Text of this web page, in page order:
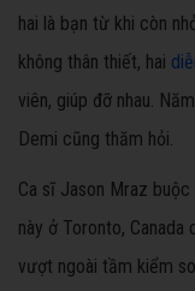
hai là bạn từ khi còn
không thân thiết, hai
viên, giúp đỡ nhau.
Demi cũng thăm hỏi.
Ca sĩ Jason Mraz
này ở Toronto, Canada
vượt ngoài tầm kiểm